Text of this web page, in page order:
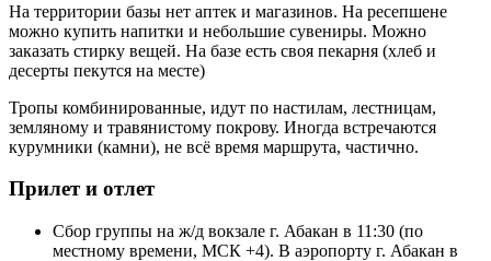
На территории базы нет аптек и магазинов. На ресепшене
можно купить напитки и небольшие сувениры. Можно
заказать стирку вещей. На базе есть своя пекарня (хлеб и
десерты пекутся на месте)
Тропы комбинированные, идут по настилам, лестницам,
земляному и травянистому покрову. Иногда встречаются
курумники (камни), не всё время маршрута, частично.
Прилет и отлет
Сбор группы на ж/д вокзале г. Абакан в 11:30 (по
местному времени, МСК +4). В аэропорту г. Абакан в